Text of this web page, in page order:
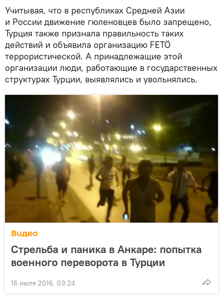
Учитывая, что в республиках Средней Азии
и России движение гюленовцев было запрещено,
Турция также признала правильность таких
действий и объявила организацию FETÖ
террористической. А принадлежащие этой
организации люди, работающие в государственных
структурах Турции, выявлялись и увольнялись.
Видео
Стрельба и паника в Анкаре: попытка
военного переворота в Турции
16 июля 2016, 03:24